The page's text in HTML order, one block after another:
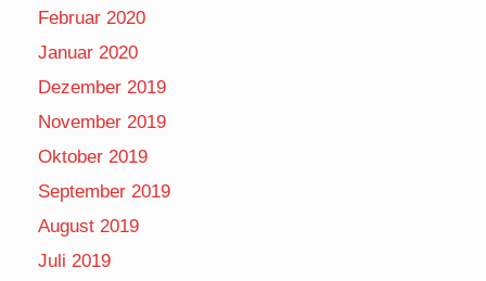
Februar 2020
Januar 2020
Dezember 2019
November 2019
Oktober 2019
September 2019
August 2019
Juli 2019